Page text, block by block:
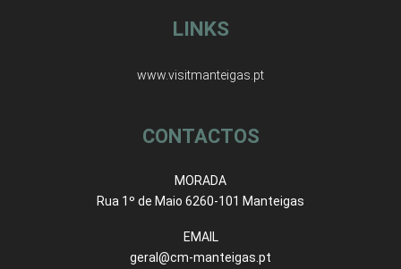
LINKS
www.visitmanteigas.pt
CONTACTOS
MORADA
Rua 1º de Maio 6260-101 Manteigas
EMAIL
geral@cm-manteigas.pt